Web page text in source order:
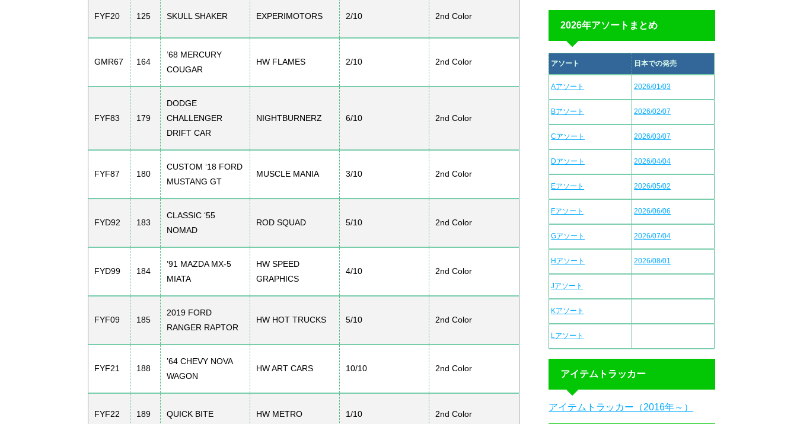
FYF20 125 SKULL SHAKER EXPERIMOTORS 2/10 2nd Color
GMR67 164
’68 MERCURY
COUGAR
HW FLAMES 2/10 2nd Color
FYF83 179
DODGE
CHALLENGER
DRIFT CAR
NIGHTBURNERZ 6/10 2nd Color
FYF87 180
CUSTOM ‘18 FORD
MUSTANG GT
MUSCLE MANIA 3/10 2nd Color
FYD92 183
CLASSIC ‘55
NOMAD
ROD SQUAD 5/10 2nd Color
FYD99 184
’91 MAZDA MX-5
MIATA
HW SPEED
GRAPHICS
4/10 2nd Color
FYF09 185
2019 FORD
RANGER RAPTOR
HW HOT TRUCKS 5/10 2nd Color
FYF21 188
’64 CHEVY NOVA
WAGON
HW ART CARS 10/10 2nd Color
FYF22 189 QUICK BITE HW METRO 1/10 2nd Color
2026年アソートまとめ
アソート 日本での発売
Aアソート 2026/01/03
Bアソート 2026/02/07
Cアソート 2026/03/07
Dアソート 2026/04/04
Eアソート 2026/05/02
Fアソート 2026/06/06
Gアソート 2026/07/04
Hアソート 2026/08/01
Jアソート
Kアソート
Lアソート
アイテムトラッカー
アイテムトラッカー（2016年～）